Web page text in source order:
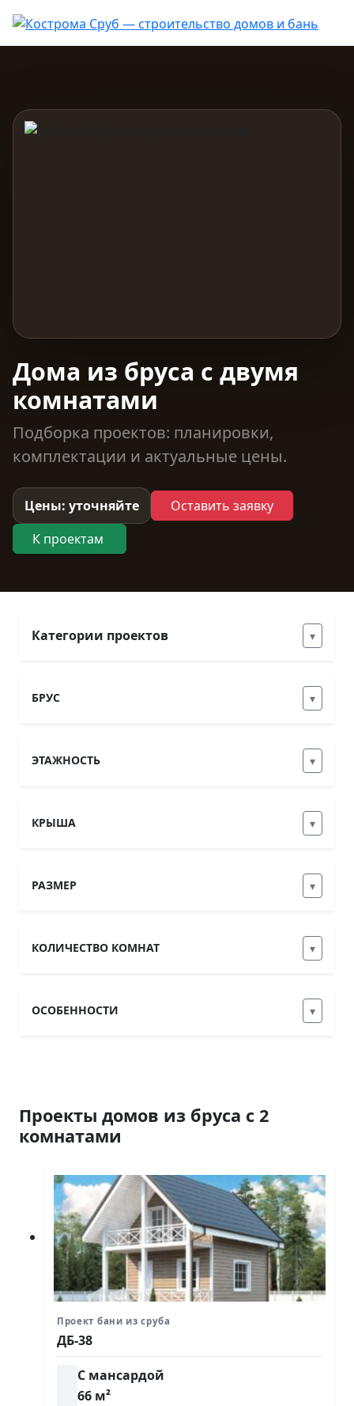
Дома из бруса с двумя
комнатами
Подборка проектов: планировки,
комплектации и актуальные цены.
Цены: уточняйте
Оставить заявку
К проектам
Категории проектов ▾
БРУС ▾
ЭТАЖНОСТЬ ▾
КРЫША ▾
РАЗМЕР ▾
КОЛИЧЕСТВО КОМНАТ ▾
ОСОБЕННОСТИ ▾
Проекты домов из бруса с 2
комнатами
Проект бани из сруба
ДБ-38
С мансардой
66 м²